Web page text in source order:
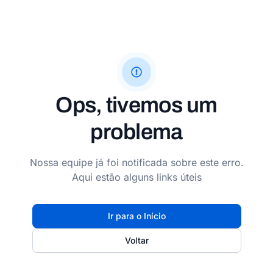
Ops, tivemos um
problema
Nossa equipe já foi notificada sobre este erro.
Aqui estão alguns links úteis
Ir para o Início
Voltar